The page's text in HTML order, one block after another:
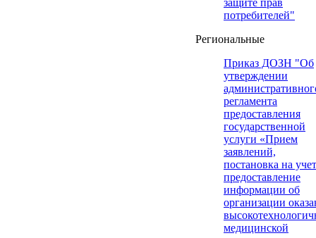
защите прав
потребителей"
Региональные
Приказ ДОЗН "Об
утверждении
регламента
предоставления
государственной
услуги «Прием
заявлений,
постановка на
предоставление
информации об
организации
медицинской